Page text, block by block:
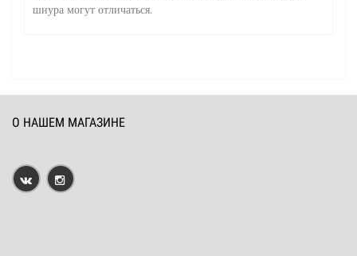
шнура могут отличаться.
О НАШЕМ МАГАЗИНЕ